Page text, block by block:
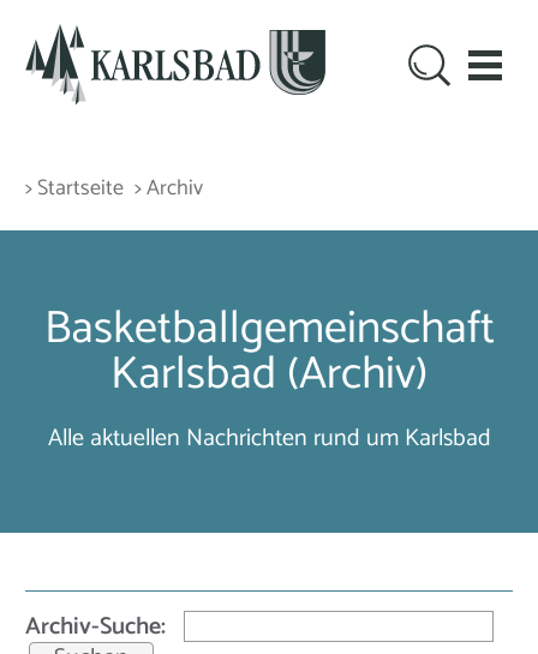
> Startseite > Archiv
Basketballgemeinschaft
Karlsbad (Archiv)
Alle aktuellen Nachrichten rund um Karlsbad
Archiv-Suche: